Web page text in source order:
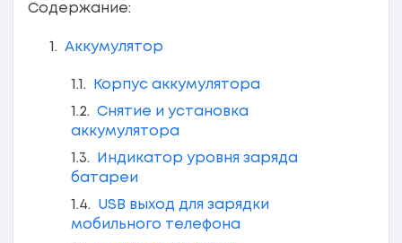
Содержание:
Аккумулятор
Корпус аккумулятора
Снятие и установка
аккумулятора
Индикатор уровня заряда
батареи
USB выход для зарядки
мобильного телефона